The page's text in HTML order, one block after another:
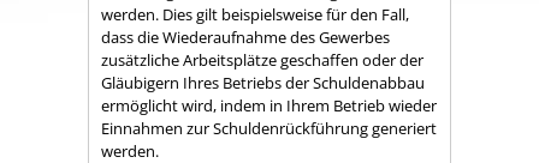
werden. Dies gilt beispielsweise für den Fall,
dass die Wiederaufnahme des Gewerbes
zusätzliche Arbeitsplätze geschaffen oder der
Gläubigern Ihres Betriebs der Schuldenabbau
ermöglicht wird, indem in Ihrem Betrieb wieder
Einnahmen zur Schuldenrückführung generiert
werden.